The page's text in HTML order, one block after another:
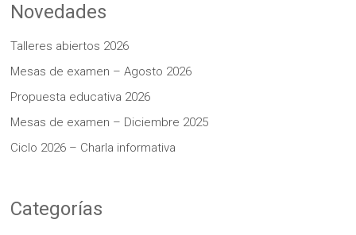
Novedades
Talleres abiertos 2026
Mesas de examen – Agosto 2026
Propuesta educativa 2026
Mesas de examen – Diciembre 2025
Ciclo 2026 – Charla informativa
Categorías